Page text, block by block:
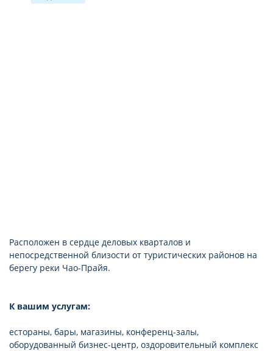
Расположен в сердце деловых кварталов и
непосредственной близости от туристических районов на
берегу реки Чао-Прайя.
К вашим услугам:
естораны, бары, магазины, конференц-залы,
оборудованный бизнес-центр, оздоровительный комплекс